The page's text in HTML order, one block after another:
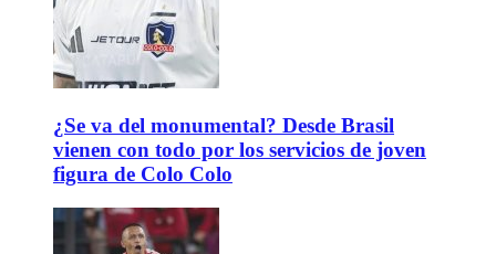
¿Se va del monumental? Desde Brasil
vienen con todo por los servicios de joven
figura de Colo Colo